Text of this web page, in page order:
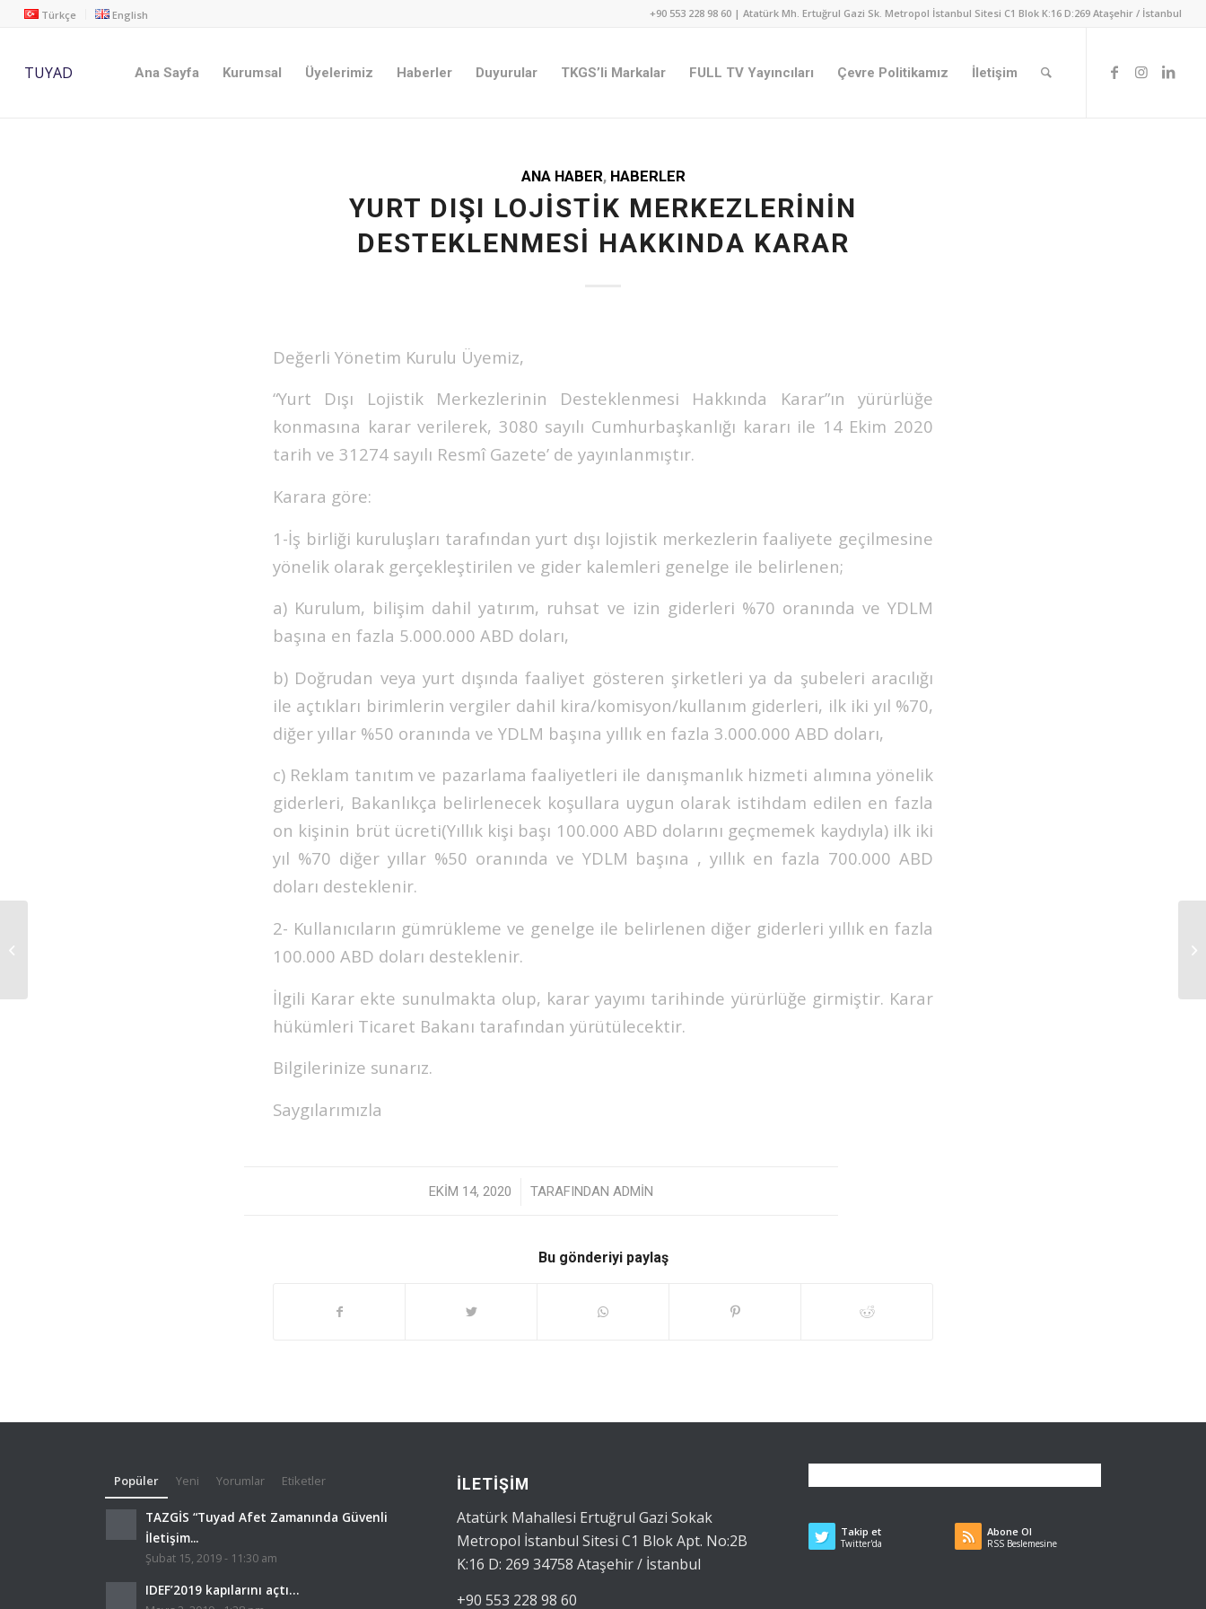
Türkçe English +90 553 228 98 60 | Atatürk Mh. Ertuğrul Gazi Sk. Metropol İstanbul Sitesi C1 Blok K:16 D:269 Ataşehir / İstanbul
TUYAD Ana Sayfa Kurumsal Üyelerimiz Haberler Duyurular TKGS’li Markalar FULL TV Yayıncıları Çevre Politikamız İletişim
ANA HABER, HABERLER
YURT DIŞI LOJISTIK MERKEZLERININ
DESTEKLENMESI HAKKINDA KARAR
Değerli Yönetim Kurulu Üyemiz,
“Yurt Dışı Lojistik Merkezlerinin Desteklenmesi Hakkında Karar”ın yürürlüğe
konmasına karar verilerek, 3080 sayılı Cumhurbaşkanlığı kararı ile 14 Ekim 2020
tarih ve 31274 sayılı Resmî Gazete’ de yayınlanmıştır.
Karara göre:
1-İş birliği kuruluşları tarafından yurt dışı lojistik merkezlerin faaliyete geçilmesine
yönelik olarak gerçekleştirilen ve gider kalemleri genelge ile belirlenen;
a) Kurulum, bilişim dahil yatırım, ruhsat ve izin giderleri %70 oranında ve YDLM
başına en fazla 5.000.000 ABD doları,
b) Doğrudan veya yurt dışında faaliyet gösteren şirketleri ya da şubeleri aracılığı
ile açtıkları birimlerin vergiler dahil kira/komisyon/kullanım giderleri, ilk iki yıl %70,
diğer yıllar %50 oranında ve YDLM başına yıllık en fazla 3.000.000 ABD doları,
c) Reklam tanıtım ve pazarlama faaliyetleri ile danışmanlık hizmeti alımına yönelik
giderleri, Bakanlıkça belirlenecek koşullara uygun olarak istihdam edilen en fazla
on kişinin brüt ücreti(Yıllık kişi başı 100.000 ABD dolarını geçmemek kaydıyla) ilk iki
yıl %70 diğer yıllar %50 oranında ve YDLM başına , yıllık en fazla 700.000 ABD
doları desteklenir.
2- Kullanıcıların gümrükleme ve genelge ile belirlenen diğer giderleri yıllık en fazla
100.000 ABD doları desteklenir.
İlgili Karar ekte sunulmakta olup, karar yayımı tarihinde yürürlüğe girmiştir. Karar
hükümleri Ticaret Bakanı tarafından yürütülecektir.
Bilgilerinize sunarız.
Saygılarımızla
EKIM 14, 2020
/ TARAFINDAN ADMIN
Bu gönderiyi paylaş
Popüler Yeni Yorumlar Etiketler
TAZGİS “Tuyad Afet Zamanında Güvenli
İletişim...
Şubat 15, 2019 - 11:30 am
IDEF’2019 kapılarını açtı…
İLETİŞİM
Atatürk Mahallesi Ertuğrul Gazi Sokak
Metropol İstanbul Sitesi C1 Blok Apt. No:2B
K:16 D: 269 34758 Ataşehir / İstanbul
+90 553 228 98 60
Takip et
Twitter'da
Abone Ol
RSS Beslemesine